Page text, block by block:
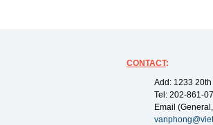
CONTACT:
Add: 1233
Tel: 202-861-
Email